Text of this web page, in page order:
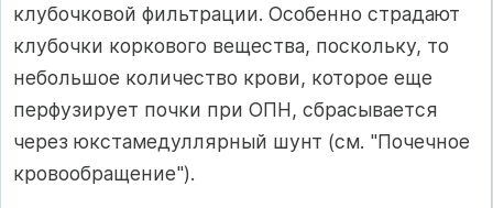
клубочковой фильтрации. Особенно стра­дают
клубочки коркового вещества, поскольку, то
небольшое коли­чество крови, которое еще
перфузирует почки при ОПН, сбрасывает­ся
через юкстамедуллярный шунт (см. "Почечное
кровообращение").